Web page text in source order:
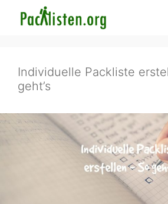
Inhalt
Individuelle Packliste
geht’s